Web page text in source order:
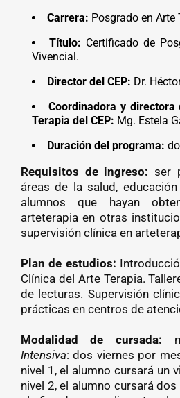
Carrera: Posgrado en Arte
Título: Certificado de
Vivencial.
Director del CEP: Dr.
Coordinadora y
Terapia del CEP: Mg. Estela
Duración del programa:
Requisitos de ingreso: ser
áreas de la salud,
alumnos que hayan
arteterapia en otras
supervisión clínica en
Plan de estudios:
Clínica del Arte Terapia.
de lecturas. Supervisión
prácticas en centros de
Modalidad de cursada:
Intensiva: dos viernes por
nivel 1, el alumno cursará un
nivel 2, el alumno cursará